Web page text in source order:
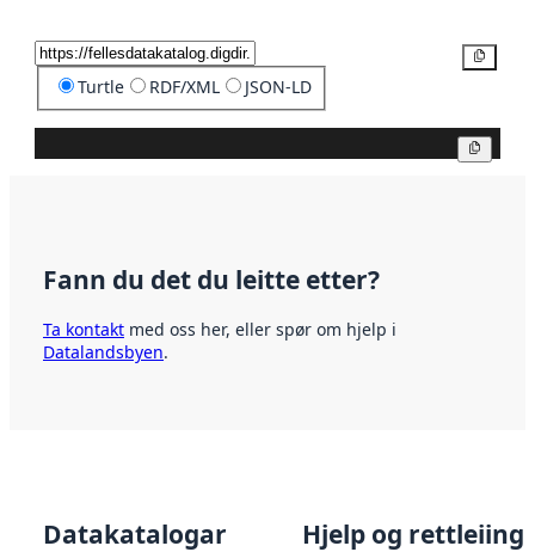
Turtle RDF/XML JSON-LD
Fann du det du leitte etter?
Ta kontakt med oss her, eller spør om hjelp i
Datalandsbyen.
Datakatalogar Hjelp og rettleiing